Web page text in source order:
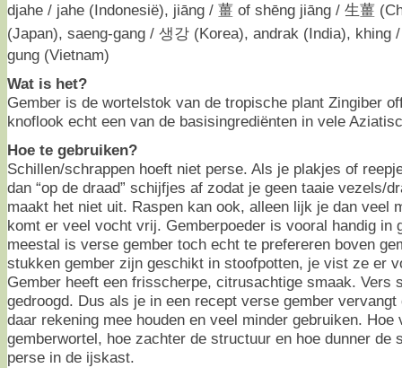
djahe / jahe (Indonesië), jiāng / 薑 of shēng jiāng / 生薑
(Japan), saeng-gang / 생강 (Korea), andrak (India), khing
gung (Vietnam)
Wat is het?
Gember is de wortelstok van de tropische plant Zingiber
knoflook echt een van de basisingrediënten in vele
Hoe te gebruiken?
Schillen/schrappen hoeft niet perse. Als je plakjes of
dan “op de draad” schijfjes af zodat je geen taaie vezels/
maakt het niet uit. Raspen kan ook, alleen lijk je dan veel
komt er veel vocht vrij. Gemberpoeder is vooral handig in
meestal is verse gember toch echt te prefereren boven
stukken gember zijn geschikt in stoofpotten, je vist ze er
Gember heeft een frisscherpe, citrusachtige smaak. Vers
gedroogd. Dus als je in een recept verse gember vervangt
daar rekening mee houden en veel minder gebruiken. Hoe
gemberwortel, hoe zachter de structuur en hoe dunner de
perse in de ijskast.